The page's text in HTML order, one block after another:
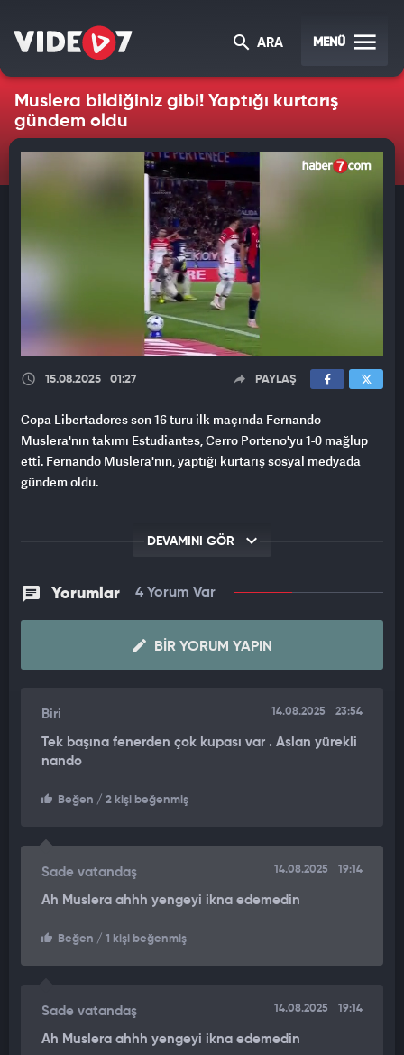
ARA MENÜ
Muslera bildiğiniz gibi! Yaptığı kurtarış
gündem oldu
15.08.2025 01:27 PAYLAŞ
Copa Libertadores son 16 turu ilk maçında Fernando
Muslera'nın takımı Estudiantes, Cerro Porteno'yu 1-0 mağlup
etti. Fernando Muslera'nın, yaptığı kurtarış sosyal medyada
gündem oldu.
DEVAMINI GÖR
Yorumlar 4 Yorum Var
BIR YORUM YAPIN
Biri 14.08.2025 23:54
Tek başına fenerden çok kupası var . Aslan yürekli
nando
Beğen / 2 kişi beğenmiş
Sade vatandaş 14.08.2025 19:14
Ah Muslera ahhh yengeyi ikna edemedin
Beğen / 1 kişi beğenmiş
Sade vatandaş 14.08.2025 19:14
Ah Muslera ahhh yengeyi ikna edemedin